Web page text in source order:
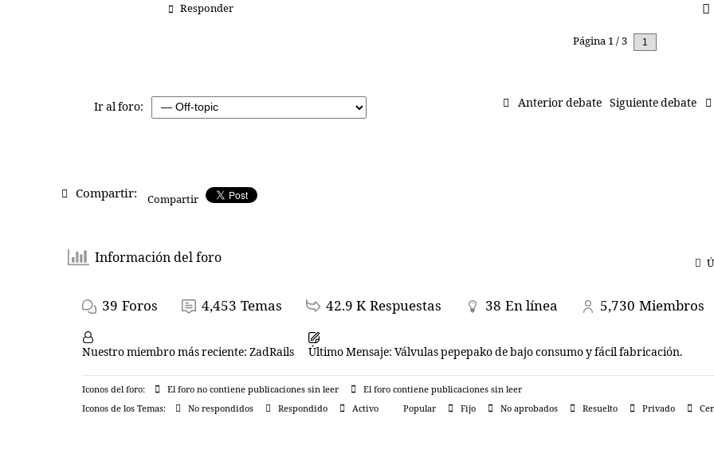
Responder
Página 1 / 3
Ir al foro: Anterior debate Siguiente debate
Compartir: Compartir
Información del foro
39 Foros 4,453 Temas 42.9 K Respuestas 38 En línea 5,730 Miembros
Nuestro miembro más reciente: ZadRails Último Mensaje: Válvulas pepepako de bajo consumo y fácil fabricación.
Iconos del foro: El foro no contiene publicaciones sin leer
El foro contiene publicaciones sin leer
Iconos de los Temas:
No respondidos Respondido Activo Popular Fijo No aprobados Resuelto Privado